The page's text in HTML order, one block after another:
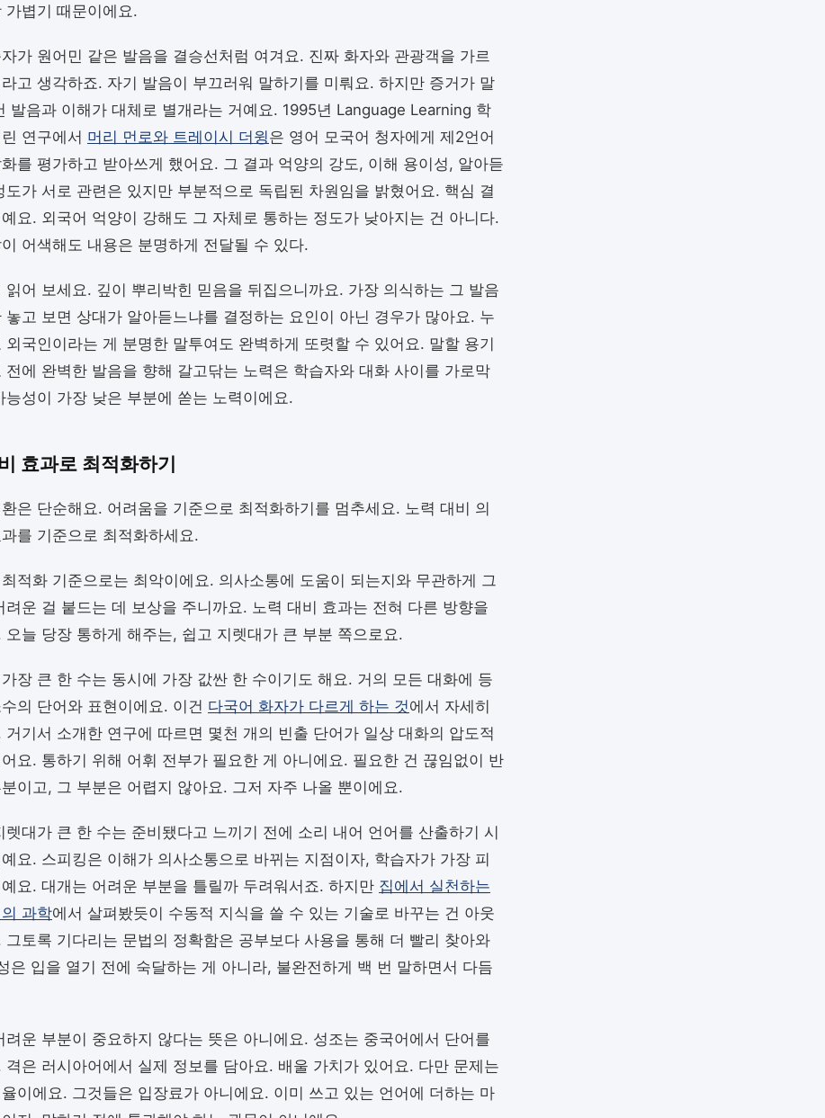
가볍기 때문이에요.
가 원어민 같은 발음을 결승선처럼 여겨요. 진짜 화자와 관광객을 가르
고 생각하죠. 자기 발음이 부끄러워 말하기를 미뤄요. 하지만 증거가 말
발음과 이해가 대체로 별개라는 거예요. 1995년 Language Learning 학
연구에서 머리 먼로와 트레이시 더윙은 영어 모국어 청자에게 제2언어
를 평가하고 받아쓰게 했어요. 그 결과 억양의 강도, 이해 용이성, 알아듣
도가 서로 관련은 있지만 부분적으로 독립된 차원임을 밝혔어요. 핵심 결
요. 외국어 억양이 강해도 그 자체로 통하는 정도가 낮아지는 건 아니다.
어색해도 내용은 분명하게 전달될 수 있다.
읽어 보세요. 깊이 뿌리박힌 믿음을 뒤집으니까요. 가장 의식하는 그 발음
놓고 보면 상대가 알아듣느냐를 결정하는 요인이 아닌 경우가 많아요. 누
외국인이라는 게 분명한 말투여도 완벽하게 또렷할 수 있어요. 말할 용기
전에 완벽한 발음을 향해 갈고닦는 노력은 학습자와 대화 사이를 가로막
능성이 가장 낮은 부분에 쏟는 노력이에요.
효과로 최적화하기
은 단순해요. 어려움을 기준으로 최적화하기를 멈추세요. 노력 대비 의
를 기준으로 최적화하세요.
적화 기준으로는 최악이에요. 의사소통에 도움이 되는지와 무관하게 그
려운 걸 붙드는 데 보상을 주니까요. 노력 대비 효과는 전혀 다른 방향을
오늘 당장 통하게 해주는, 쉽고 지렛대가 큰 부분 쪽으로요.
장 큰 한 수는 동시에 가장 값싼 한 수이기도 해요. 거의 모든 대화에 등
의 단어와 표현이에요. 이건 다국어 화자가 다르게 하는 것에서 자세히
거기서 소개한 연구에 따르면 몇천 개의 빈출 단어가 일상 대화의 압도적
요. 통하기 위해 어휘 전부가 필요한 게 아니에요. 필요한 건 끊임없이 반
이고, 그 부분은 어렵지 않아요. 그저 자주 나올 뿐이에요.
렛대가 큰 한 수는 준비됐다고 느끼기 전에 소리 내어 언어를 산출하기 시
요. 스피킹은 이해가 의사소통으로 바뀌는 지점이자, 학습자가 가장 피
요. 대개는 어려운 부분을 틀릴까 두려워서죠. 하지만 집에서 실천하는
과학에서 살펴봤듯이 수동적 지식을 쓸 수 있는 기술로 바꾸는 건 아웃
그토록 기다리는 문법의 정확함은 공부보다 사용을 통해 더 빨리 찾아와
은 입을 열기 전에 숙달하는 게 아니라, 불완전하게 백 번 말하면서 다듬
려운 부분이 중요하지 않다는 뜻은 아니에요. 성조는 중국어에서 단어를
격은 러시아어에서 실제 정보를 담아요. 배울 가치가 있어요. 다만 문제는
이에요. 그것들은 입장료가 아니에요. 이미 쓰고 있는 언어에 더하는 마